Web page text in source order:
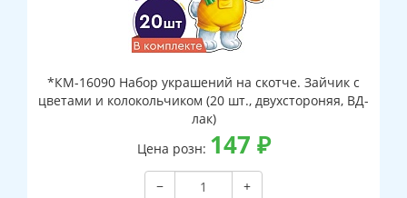
*КМ-16090 Набор украшений на скотче. Зайчик с
цветами и колокольчиком (20 шт., двухстороняя, ВД-
лак)
Цена розн: 147 ₽
−
+